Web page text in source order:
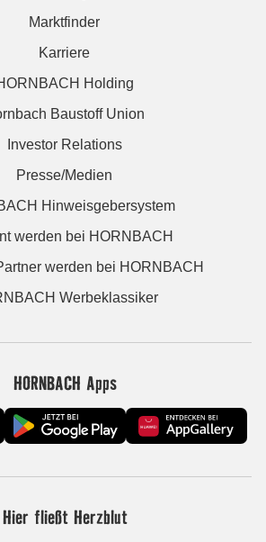
Marktfinder
Karriere
Holding
Baustoff Union
Investor Relations
Presse/Medien
Hinweisgebersystem
werden bei HORNBACH
werden bei HORNBACH
Werbeklassiker
HORNBACH Apps
Hier fließt Herzblut